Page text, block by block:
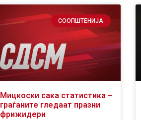
СООПШТЕНИЈА
Мицкоски сака статистика –
граѓаните гледаат празни
фрижидери